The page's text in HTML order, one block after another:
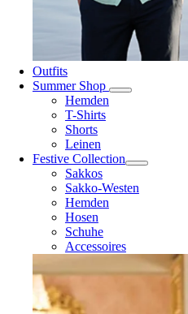
Outfits
Summer Shop
Hemden
T-Shirts
Shorts
Leinen
Festive Collection
Sakkos
Sakko-Westen
Hemden
Hosen
Schuhe
Accessoires